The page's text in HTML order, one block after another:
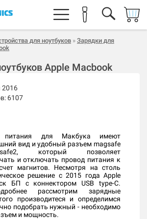
для ноутбуков » Зарядки для
Apple Macbook
2016
6107
питания для Макбука имеют
вид и удобный разъем magsafe
который позволяет
и отключать провод питания к
магнитов. Несмотря на столь
решение c 2015 года Apple
БП с коннектором USB type-C.
рассмотрим зарядные
производитеся и определимся
подобрать нужный - необходимо
и мощность.